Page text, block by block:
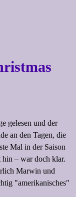
gelesen und der
an den Tagen, die
Mal in der Saison
hin – war doch klar.
Marwin und
"amerikanisches"